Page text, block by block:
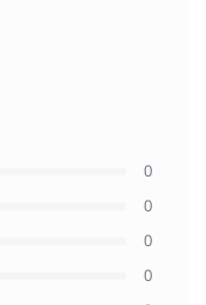
0
0
0
0